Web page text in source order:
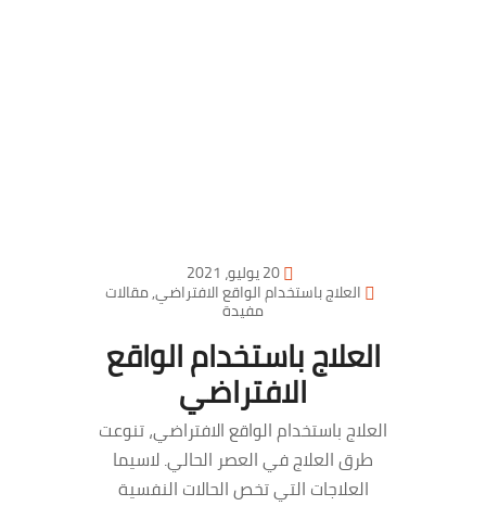
العلاج باستخدام الواقع الافتراضي,مقالات
مفيدة
العلاج باستخدام الواقع
الافتراضي
العلاج باستخدام الواقع الافتراضي، تنوعت
طرق العلاج في العصر الحالي. لاسيما
العلاجات التي تخص الحالات النفسية